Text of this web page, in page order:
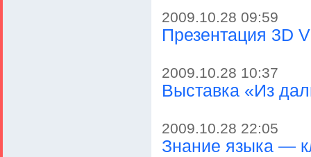
2009.10.28 09:59
Презентация 3D
2009.10.28 10:37
Выставка «Из
2009.10.28 22:05
Знание языка —